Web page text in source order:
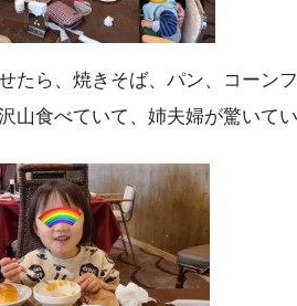
たら、焼きそば、パン、コーン
山食べていて、姉夫婦が驚いて